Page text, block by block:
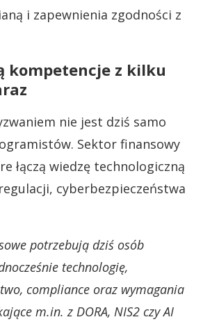
i zapewnienia zgodności z
kompetencje z kilku
nie jest dziś samo
Sektor finansowy
łączą wiedzę technologiczną
cyberbezpieczeństwa
potrzebują dziś osób
technologię,
compliance oraz wymagania
m.in. z DORA, NIS2 czy AI